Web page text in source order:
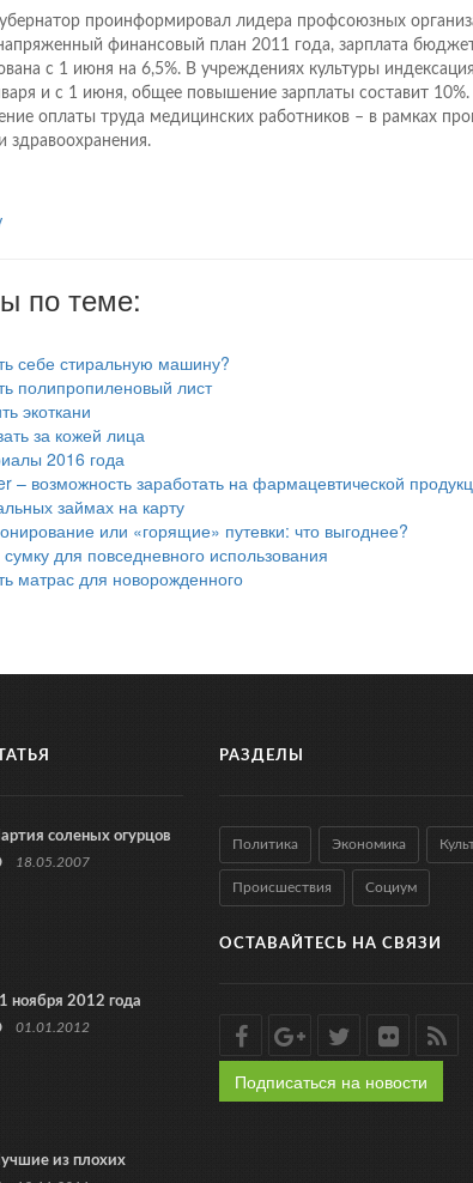
проинформировал лидера профсоюзных
финансовый план 2011 года, зарплата
с 1 июня на 6,5%. В учреждениях культуры
и с 1 июня, общее повышение зарплаты составит 10%.
оплаты труда медицинских работников – в рамках
здравоохранения.
по теме:
себе стиральную машину?
полипропиленовый лист
экоткани
за кожей лица
2016 года
– возможность заработать на фармацевтической
займах на карту
или «горящие» путевки: что выгоднее?
для повседневного использования
матрас для новорожденного
соленых огурцов
18.05.2007
ноября 2012 года
01.01.2012
из плохих
РАЗДЕЛЫ
Политика Экономика
Происшествия Социум
ОСТАВАЙТЕСЬ НА СВЯЗИ
Подписаться на новости